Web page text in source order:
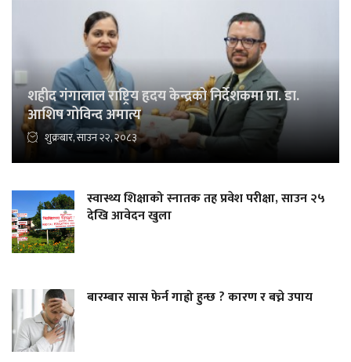
शहीद गंगालाल राष्ट्रिय हृदय केन्द्रको निर्देशकमा प्रा. डा.
आशिष गोविन्द अमात्य
शुक्रबार, साउन २२, २०८३
स्वास्थ्य शिक्षाको स्नातक तह प्रवेश परीक्षा, साउन २५
देखि आवेदन खुला
बारम्बार सास फेर्न गाह्रो हुन्छ ? कारण र बच्ने उपाय